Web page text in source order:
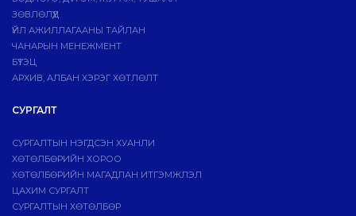
ЗӨВЛӨЛҮҮД
ҮЙЛ АЖИЛЛАГААНЫ ТАЙЛАН
ЧАНАРЫН МЕНЕЖМЕНТ
БҮТЭЦ
АРХИВ, АЛБАН ХЭРЭГ ХӨТЛӨЛТ
СУРГАЛТ
СУРГАЛТЫН НЭГДСЭН ХУАНЛИ
ХӨТӨЛБӨРИЙН ХОРОО
ХӨТӨЛБӨРИЙН МАГАДЛАН ИТГЭМЖЛЭЛ
ЦАХИМ СУРГАЛТ
СУРГАЛТЫН ХӨТӨЛБӨР